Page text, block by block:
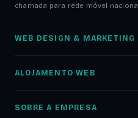
chamada para rede móvel nacional
WEB DESIGN & MARKETING
ALOJAMENTO WEB
SOBRE A EMPRESA